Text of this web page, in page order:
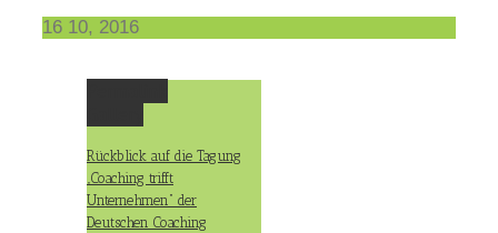
16 10, 2016
Rückblick auf die Tagung
„Coaching trifft
Unternehmen“ der
Deutschen Coaching